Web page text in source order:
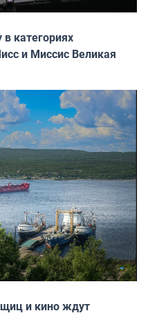
категориях
и Миссис Великая
и кино ждут